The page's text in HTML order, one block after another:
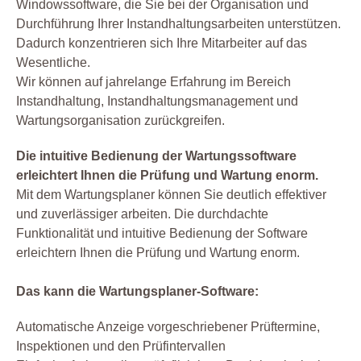
Windowssoftware, die Sie bei der Organisation und
Durchführung Ihrer Instandhaltungsarbeiten unterstützen.
Dadurch konzentrieren sich Ihre Mitarbeiter auf das
Wesentliche.
Wir können auf jahrelange Erfahrung im Bereich
Instandhaltung, Instandhaltungsmanagement und
Wartungsorganisation zurückgreifen.
Die intuitive Bedienung der Wartungssoftware
erleichtert Ihnen die Prüfung und Wartung enorm.
Mit dem Wartungsplaner können Sie deutlich effektiver
und zuverlässiger arbeiten. Die durchdachte
Funktionalität und intuitive Bedienung der Software
erleichtern Ihnen die Prüfung und Wartung enorm.
Das kann die Wartungsplaner-Software:
Automatische Anzeige vorgeschriebener Prüftermine,
Inspektionen und den Prüfintervallen